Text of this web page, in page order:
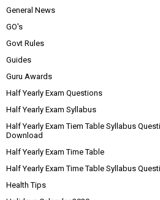
General News
GO's
Govt Rules
Guides
Guru Awards
Half Yearly Exam Questions
Half Yearly Exam Syllabus
Half Yearly Exam Tiem Table Syllabus
Download
Half Yearly Exam Time Table
Half Yearly Exam Time Table Syllabus
Health Tips